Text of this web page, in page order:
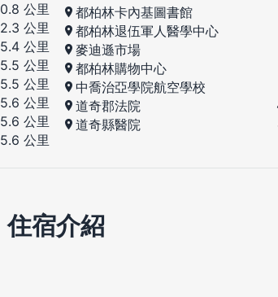
0.8 公里
2.3 公里
5.4 公里
5.5 公里
5.5 公里
5.6 公里
5.6 公里
5.6 公里
都柏林卡內基圖書館
都柏林退伍軍人醫學中心
麥迪遜市場
都柏林購物中心
中喬治亞學院航空學校
道奇郡法院
道奇縣醫院
住宿介紹